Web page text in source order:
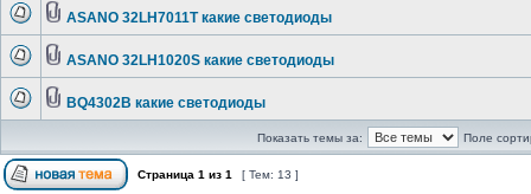
ASANO 32LH7011T какие светодиоды
ASANO 32LH1020S какие светодиоды
BQ4302B какие светодиоды
Показать темы за: Поле
Страница 1 из 1 [ Тем: 13 ]